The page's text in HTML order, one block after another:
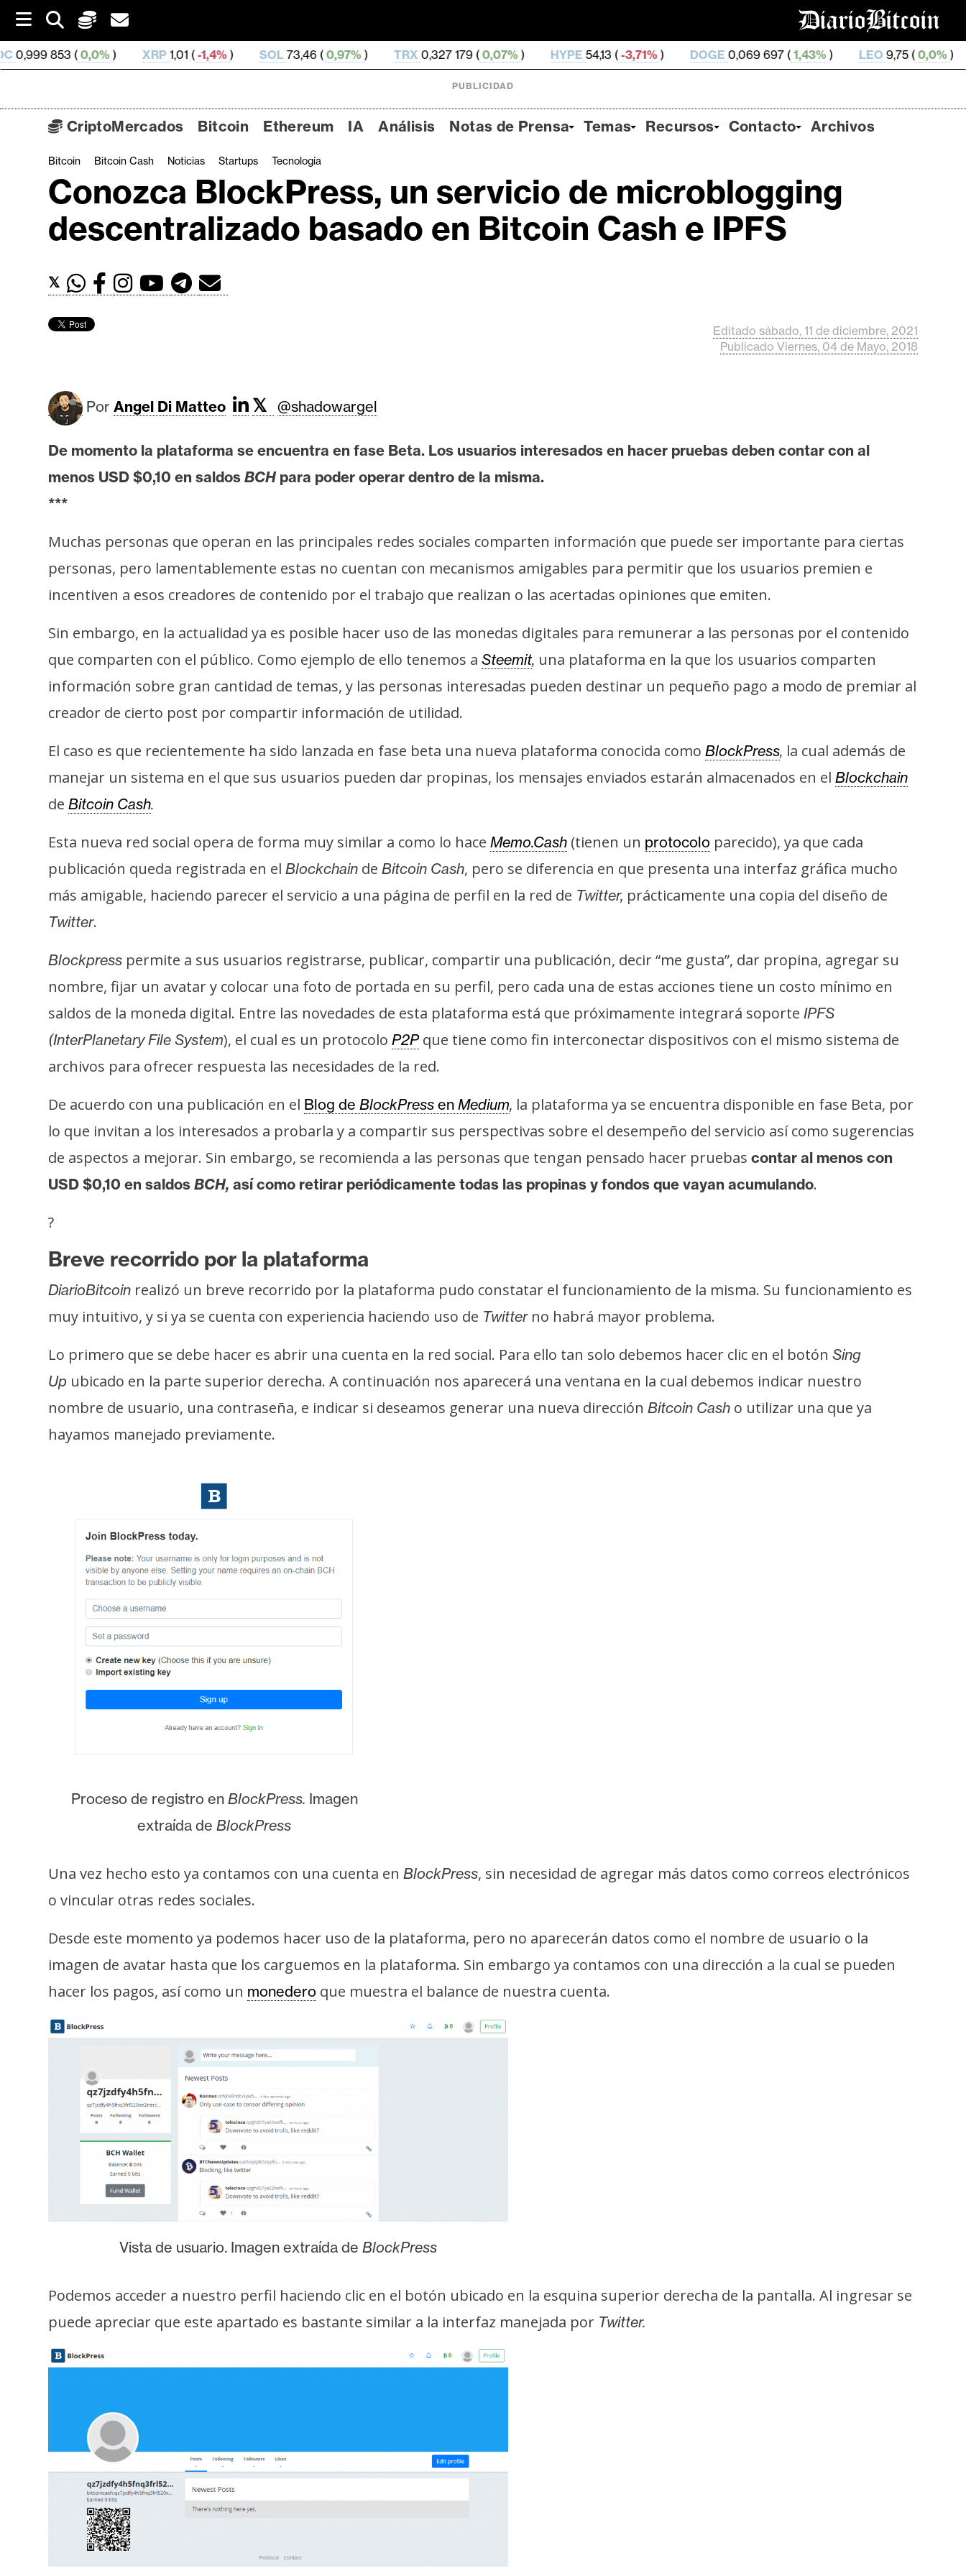
i
p
t
0,0%) XRP1,01 ( -1,4%) SOL73,46 ( 0,97%) TRX0,327 179 (0,07%) HYPE54,13 ( -3,71% ) DOGE0,069 697 (1,43%) LEO9,75 ( 0,0%) ZEC510,75
C
r
i
p
t
M
r
o
s
B
t
o
i
n
E
t
e
r
u
m
A
A
n
l
s
i
s
o
a
s
d
P
e
s
a
e
m
u
b
i
i
d
a
d
PUBLICIDAD
CriptoMercados Bitcoin Ethereum IA Análisis Notas de Prensa Temas Recursos Contacto Archivos
Bitcoin Bitcoin Cash Noticias Startups Tecnología
Conozca BlockPress, un servicio de microblogging
descentralizado basado en Bitcoin Cash e IPFS
𝕏
Editado sábado, 11 de diciembre, 2021
Publicado Viernes, 04 de Mayo, 2018
Por Angel Di Matteo 𝕏 @shadowargel
De momento la plataforma se encuentra en fase Beta. Los usuarios interesados en hacer pruebas deben contar con al
menos USD $0,10 en saldos BCHpara poder operar dentro de la misma.
***
Muchas personas que operan en las principales redes sociales comparten información que puede ser importante para ciertas
personas, pero lamentablemente estas no cuentan con mecanismos amigables para permitir que los usuarios premien e
incentiven a esos creadores de contenido por el trabajo que realizan o las acertadas opiniones que emiten.
Sin embargo, en la actualidad ya es posible hacer uso de las monedas digitales para remunerar a las personas por el contenido
que comparten con el público. Como ejemplo de ello tenemos a Steemit, una plataforma en la que los usuarios comparten
información sobre gran cantidad de temas, y las personas interesadas pueden destinar un pequeño pago a modo de premiar al
creador de cierto post por compartir información de utilidad.
El caso es que recientemente ha sido lanzada en fase beta una nueva plataforma conocida como BlockPress, la cual además de
manejar un sistema en el que sus usuarios pueden dar propinas, los mensajes enviados estarán almacenados en el Blockchain
de Bitcoin Cash.
Esta nueva red social opera de forma muy similar a como lo hace Memo.Cash (tienen un protocolo parecido), ya que cada
publicación queda registrada en el Blockchain de Bitcoin Cash, pero se diferencia en que presenta una interfaz gráfica mucho
más amigable, haciendo parecer el servicio a una página de perfil en la red de Twitter, prácticamente una copia del diseño de
Twitter.
Blockpress permite a sus usuarios registrarse, publicar, compartir una publicación, decir “me gusta”, dar propina, agregar su
nombre, fijar un avatar y colocar una foto de portada en su perfil, pero cada una de estas acciones tiene un costo mínimo en
saldos de la moneda digital. Entre las novedades de esta plataforma está que próximamente integrará soporte IPFS
(InterPlanetary File System), el cual es un protocolo P2Pque tiene como fin interconectar dispositivos con el mismo sistema de
archivos para ofrecer respuesta las necesidades de la red.
De acuerdo con una publicación en el Blog de BlockPress en Medium, la plataforma ya se encuentra disponible en fase Beta, por
lo que invitan a los interesados a probarla y a compartir sus perspectivas sobre el desempeño del servicio así como sugerencias
de aspectos a mejorar. Sin embargo, se recomienda a las personas que tengan pensado hacer pruebas contar al menos con
USD $0,10 en saldos BCH, así como retirar periódicamente todas las propinas y fondos que vayan acumulando.
?
Breve recorrido por la plataforma
DiarioBitcoin realizó un breve recorrido por la plataforma pudo constatar el funcionamiento de la misma. Su funcionamiento es
muy intuitivo, y si ya se cuenta con experiencia haciendo uso de Twitterno habrá mayor problema.
Lo primero que se debe hacer es abrir una cuenta en la red social. Para ello tan solo debemos hacer clic en el botón Sing
Up ubicado en la parte superior derecha. A continuación nos aparecerá una ventana en la cual debemos indicar nuestro
nombre de usuario, una contraseña, e indicar si deseamos generar una nueva dirección Bitcoin Cash o utilizar una que ya
hayamos manejado previamente.
Proceso de registro en BlockPress. Imagen
extraída de BlockPress
Una vez hecho esto ya contamos con una cuenta en BlockPress, sin necesidad de agregar más datos como correos electrónicos
o vincular otras redes sociales.
Desde este momento ya podemos hacer uso de la plataforma, pero no aparecerán datos como el nombre de usuario o la
imagen de avatar hasta que los carguemos en la plataforma. Sin embargo ya contamos con una dirección a la cual se pueden
hacer los pagos, así como un monedero que muestra el balance de nuestra cuenta.
Vista de usuario. Imagen extraída de BlockPress
Podemos acceder a nuestro perfil haciendo clic en el botón ubicado en la esquina superior derecha de la pantalla. Al ingresar se
puede apreciar que este apartado es bastante similar a la interfaz manejada por Twitter.